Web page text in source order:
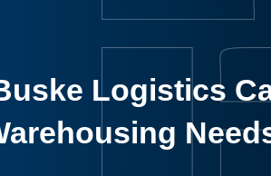
Logistics